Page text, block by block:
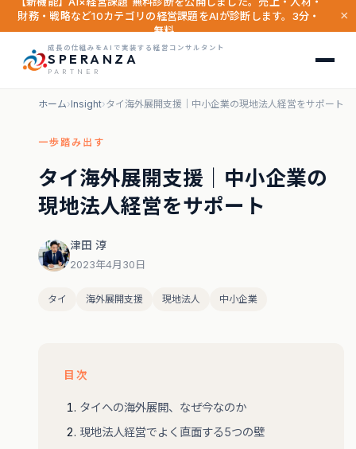
財務・戦略など10カテゴリの経営課題をAIが診断します。3分・
無料。
×
成長の仕組みをAIで実装する経営コンサルタント
SPERANZA
PARTNER
ホーム›Insight›タイ海外展開支援｜中小企業の現地法人経営をサポート
一歩踏み出す
タイ海外展開支援｜中小企業の
現地法人経営をサポート
津田 淳
2023年4月30日
タイ 海外展開支援 現地法人 中小企業
目次
タイへの海外展開、なぜ今なのか
現地法人経営でよく直面する5つの壁